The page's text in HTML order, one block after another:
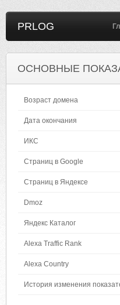
PRLOG
ОСНОВНЫЕ
Возраст домена
Дата окончания
ИКС
Страниц в Google
Страниц в Яндексе
Dmoz
Яндекс Каталог
Alexa Traffic Rank
Alexa Country
История изменения